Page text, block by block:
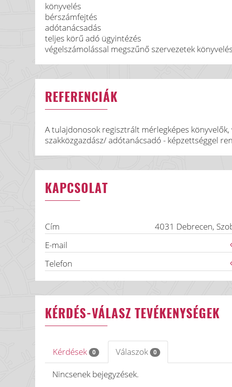
könyvelés
bérszámfejtés
adótanácsadás
teljes körű adó ügyintézés
végelszámolással megszűnő szervezetek
REFERENCIÁK
A tulajdonosok regisztrált mérlegképes
szakközgazdász/ adótanácsadó - képzettséggel
KAPCSOLAT
Cím 4031 Debrecen,
E-mail
Telefon
KÉRDÉS-VÁLASZ TEVÉKENYSÉGEK
Kérdések 0 Válaszok 0
Nincsenek bejegyzések.